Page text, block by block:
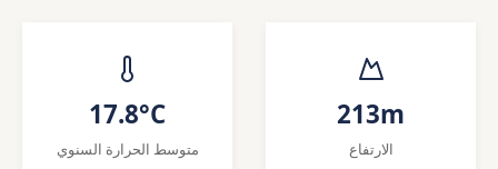
17.8°C
متوسط الحرارة السنوي
213m
الارتفاع